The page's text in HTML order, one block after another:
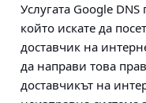
Услугата Google DNS
който искате да
доставчик на
да направи това
доставчикът на